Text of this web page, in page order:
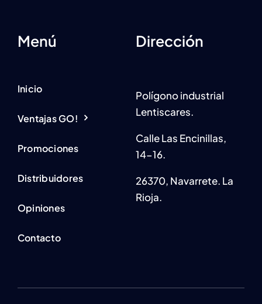
Menú
Inicio
Ventajas GO!
Promociones
Distribuidores
Opiniones
Contacto
Dirección
Polígono industrial
Lentiscares.
Calle Las Encinillas,
14-16.
26370, Navarrete. La
Rioja.